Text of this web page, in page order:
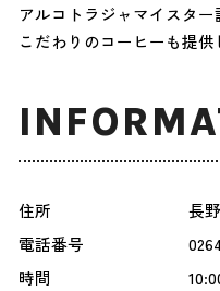
アルコトラジャマイスター
こだわりのコーヒーも提供
住所
長
電話番号
時間